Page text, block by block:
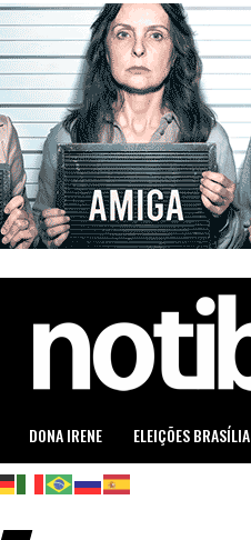
DONA IRENE ELEIÇÕES BRASÍLIA